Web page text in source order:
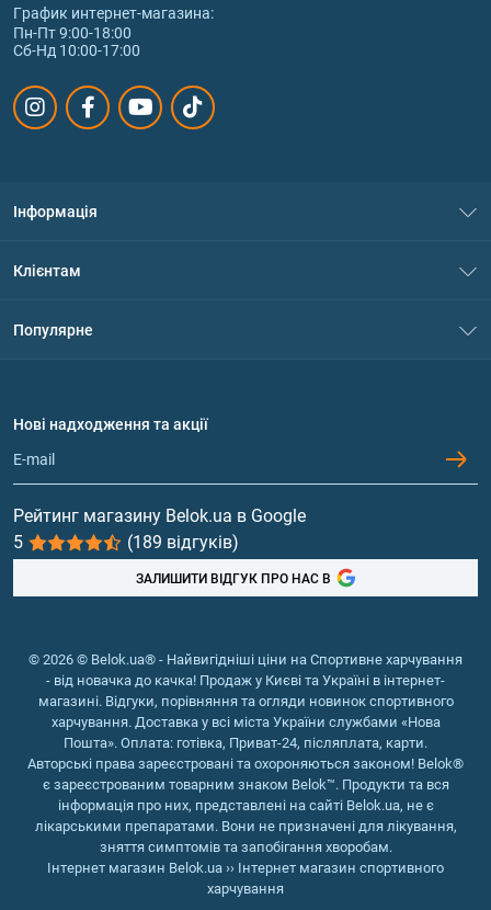
График интернет‑магазина:
Пн-Пт 9:00-18:00
Сб-Нд 10:00-17:00
Інформація
Політика конфіденційності
Обмін та повернення
Клієнтам
Популярне
Протеїн
Гейнери
Вітаміни та мінерали
Риб'ячий жир, жирні кислоти
Нові надходження та акції
Рейтинг магазину Belok.ua в Google
5
(189 відгуків)
ЗАЛИШИТИ ВІДГУК ПРО НАС В
© 2026 © Belok.ua® - Найвигідніші ціни на Спортивне харчування
- від новачка до качка! Продаж у Києві та Україні в інтернет-
магазині. Відгуки, порівняння та огляди новинок спортивного
харчування. Доставка у всі міста України службами «Нова
Пошта». Оплата: готівка, Приват-24, післяплата, карти.
Авторські права зареєстровані та охороняються законом! Belok®
є зареєстрованим товарним знаком Belok™. Продукти та вся
інформація про них, представлені на сайті Belok.ua, не є
лікарськими препаратами. Вони не призначені для лікування,
зняття симптомів та запобігання хворобам.
Інтернет магазин Belok.ua›› Інтернет магазин спортивного
харчування